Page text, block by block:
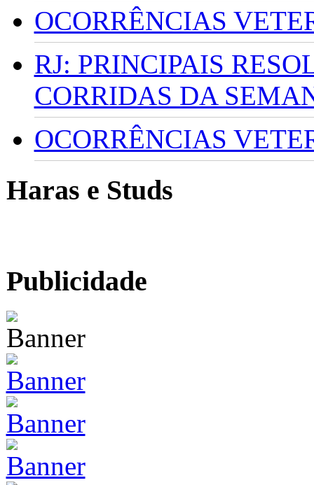
OCORRÊNCIAS
RJ: PRINCIPAIS
CORRIDAS DA
OCORRÊNCIAS
Haras e Studs
Publicidade